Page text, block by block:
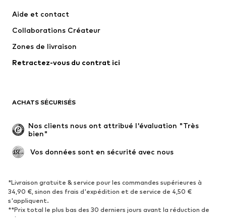
Lingerie
Manteaux
Jupes
Occasions spéciales
Exclusif
Remise à neuf
Nouveautés
Tendance
Baskets
Bottines
Escarpins et talons hauts
Bottes
Aide et contact
Collaborations Créateur
Zones de livraison
Retractez-vous du contrat ici
ACHATS SÉCURISÉS
Nos clients nous ont attribué l'évaluation "Très
bien"
Vos données sont en sécurité avec nous
*Livraison gratuite & service pour les commandes supérieures à
34,90 €, sinon des frais d'expédition et de service de 4,50 €
s'appliquent.
**Prix total le plus bas des 30 derniers jours avant la réduction de